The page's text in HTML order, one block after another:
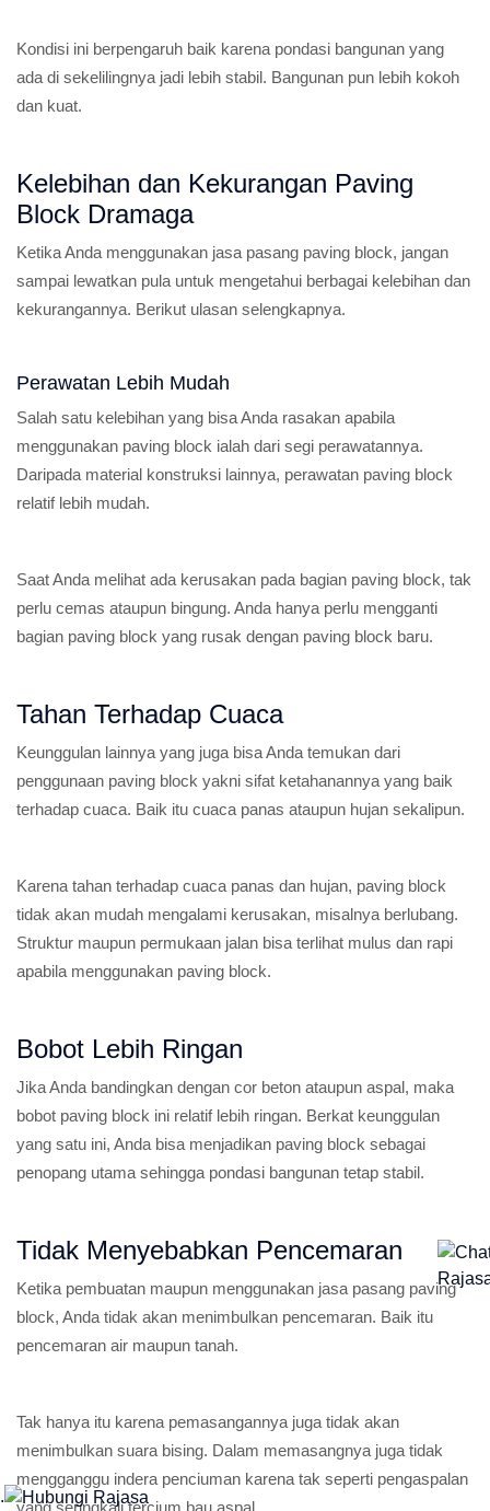
Kondisi ini berpengaruh baik karena pondasi bangunan yang
ada di sekelilingnya jadi lebih stabil. Bangunan pun lebih kokoh
dan kuat.
Kelebihan dan Kekurangan Paving
Block Dramaga
Ketika Anda menggunakan jasa pasang paving block, jangan
sampai lewatkan pula untuk mengetahui berbagai kelebihan dan
kekurangannya. Berikut ulasan selengkapnya.
Perawatan Lebih Mudah
Salah satu kelebihan yang bisa Anda rasakan apabila
menggunakan paving block ialah dari segi perawatannya.
Daripada material konstruksi lainnya, perawatan paving block
relatif lebih mudah.
Saat Anda melihat ada kerusakan pada bagian paving block, tak
perlu cemas ataupun bingung. Anda hanya perlu mengganti
bagian paving block yang rusak dengan paving block baru.
Tahan Terhadap Cuaca
Keunggulan lainnya yang juga bisa Anda temukan dari
penggunaan paving block yakni sifat ketahanannya yang baik
terhadap cuaca. Baik itu cuaca panas ataupun hujan sekalipun.
Karena tahan terhadap cuaca panas dan hujan, paving block
tidak akan mudah mengalami kerusakan, misalnya berlubang.
Struktur maupun permukaan jalan bisa terlihat mulus dan rapi
apabila menggunakan paving block.
Bobot Lebih Ringan
Jika Anda bandingkan dengan cor beton ataupun aspal, maka
bobot paving block ini relatif lebih ringan. Berkat keunggulan
yang satu ini, Anda bisa menjadikan paving block sebagai
penopang utama sehingga pondasi bangunan tetap stabil.
Tidak Menyebabkan Pencemaran
Ketika pembuatan maupun menggunakan jasa pasang paving
block, Anda tidak akan menimbulkan pencemaran. Baik itu
pencemaran air maupun tanah.
Tak hanya itu karena pemasangannya juga tidak akan
menimbulkan suara bising. Dalam memasangnya juga tidak
mengganggu indera penciuman karena tak seperti pengaspalan
yang seringkali tercium bau aspal.
.